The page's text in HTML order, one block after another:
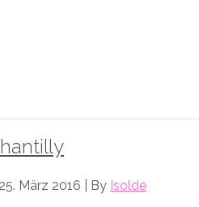
25. März 2016 | By Isolde